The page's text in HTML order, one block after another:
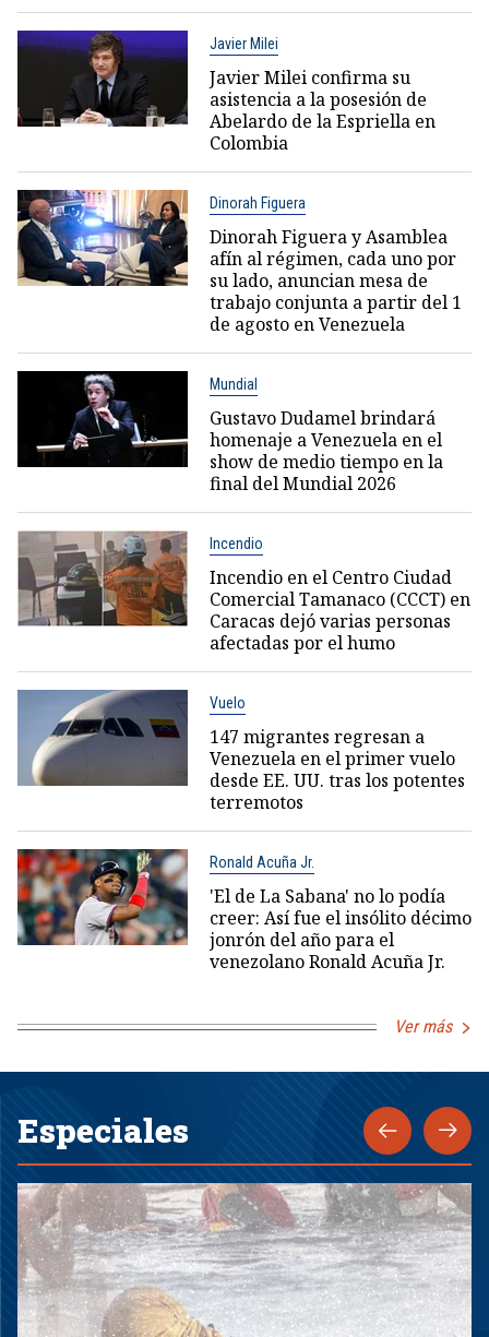
Javier Milei
Javier Milei confirma su
asistencia a la posesión de
Abelardo de la Espriella en
Colombia
Dinorah Figuera
Dinorah Figuera y Asamblea
afín al régimen, cada uno por
su lado, anuncian mesa de
trabajo conjunta a partir del 1
de agosto en Venezuela
Mundial
Gustavo Dudamel brindará
homenaje a Venezuela en el
show de medio tiempo en la
final del Mundial 2026
Incendio
Incendio en el Centro Ciudad
Comercial Tamanaco (CCCT) en
Caracas dejó varias personas
afectadas por el humo
Vuelo
147 migrantes regresan a
Venezuela en el primer vuelo
desde EE. UU. tras los potentes
terremotos
Ronald Acuña Jr.
'El de La Sabana' no lo podía
creer: Así fue el insólito décimo
jonrón del año para el
venezolano Ronald Acuña Jr.
Ver más
Especiales